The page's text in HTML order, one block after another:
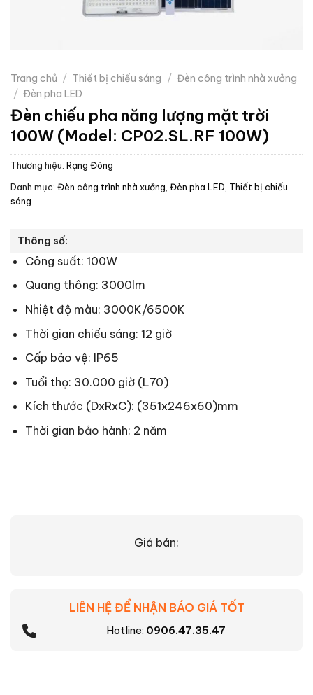
Trang chủ / Thiết bị chiếu sáng / Đèn công trình nhà xưởng
/ Đèn pha LED
Đèn chiếu pha năng lượng mặt trời
100W (Model: CP02.SL.RF 100W)
Thương hiệu: Rạng Đông
Danh mục: Đèn công trình nhà xưởng Đèn pha LED Thiết bị chiếu
sáng
Thông số:
Công suất: 100W
Quang thông: 3000lm
Nhiệt độ màu: 3000K/6500K
Thời gian chiếu sáng: 12 giờ
Cấp bảo vệ: IP65
Tuổi thọ: 30.000 giờ (L70)
Kích thước (DxRxC): (351x246x60)mm
Thời gian bảo hành: 2 năm
Giá bán:
LIÊN HỆ ĐỂ NHẬN BÁO GIÁ TỐT
Hotline: 0906.47.35.47